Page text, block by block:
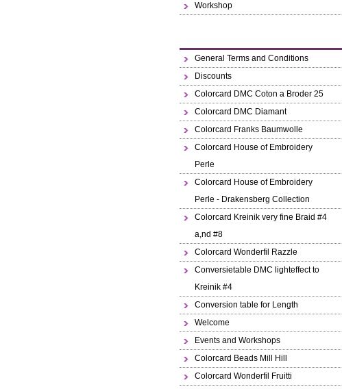
Workshop
General Terms and Conditions
Discounts
Colorcard DMC Coton a Broder 25
Colorcard DMC Diamant
Colorcard Franks Baumwolle
Colorcard House of Embroidery
Perle
Colorcard House of Embroidery
Perle - Drakensberg Collection
Colorcard Kreinik very fine Braid #4
a,nd #8
Colorcard Wonderfil Razzle
Conversietable DMC lighteffect to
Kreinik #4
Conversion table for Length
Welcome
Events and Workshops
Colorcard Beads Mill Hill
Colorcard Wonderfil Fruitti